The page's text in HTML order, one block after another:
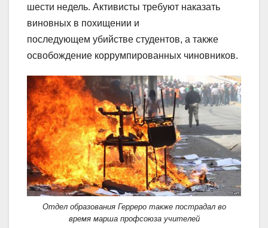
шести недель. Активисты требуют наказать
виновных в похищении и
последующем убийстве студентов, а также
освобождение коррумпированных чиновников.
Отдел образования Герреро также пострадал во
время марша профсоюза учителей